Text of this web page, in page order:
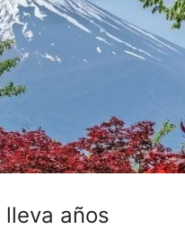
lleva años